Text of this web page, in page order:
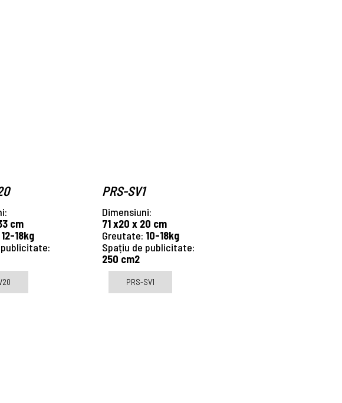
cm
12-18kg
PRS-SV1
Dimensiuni:
71 x20 x 20 cm
Greutate: 10-18kg
Spațiu de publicitate:
250 cm2
PRS-SV1